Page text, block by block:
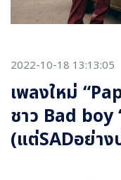
2022-10-18 13:13:05
เพลงใหม่
ชาว Bad boy
(แต่SADอย่า